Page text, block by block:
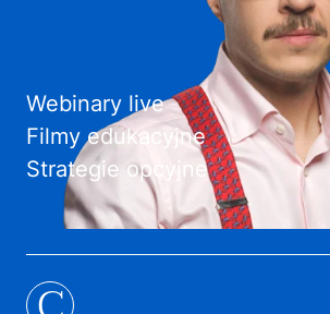
Webinary live
Filmy edukacyjne
Strategie opcyjne